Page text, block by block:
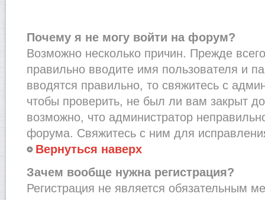
Почему я не могу войти на форум?
Возможно несколько причин. Прежде
правильно вводите имя пользователя и
вводятся правильно, то свяжитесь с
чтобы проверить, не был ли вам закрыт
возможно, что администратор
форума. Свяжитесь с ним для
Вернуться наверх
Зачем вообще нужна регистрация?
Регистрация не является обязательным